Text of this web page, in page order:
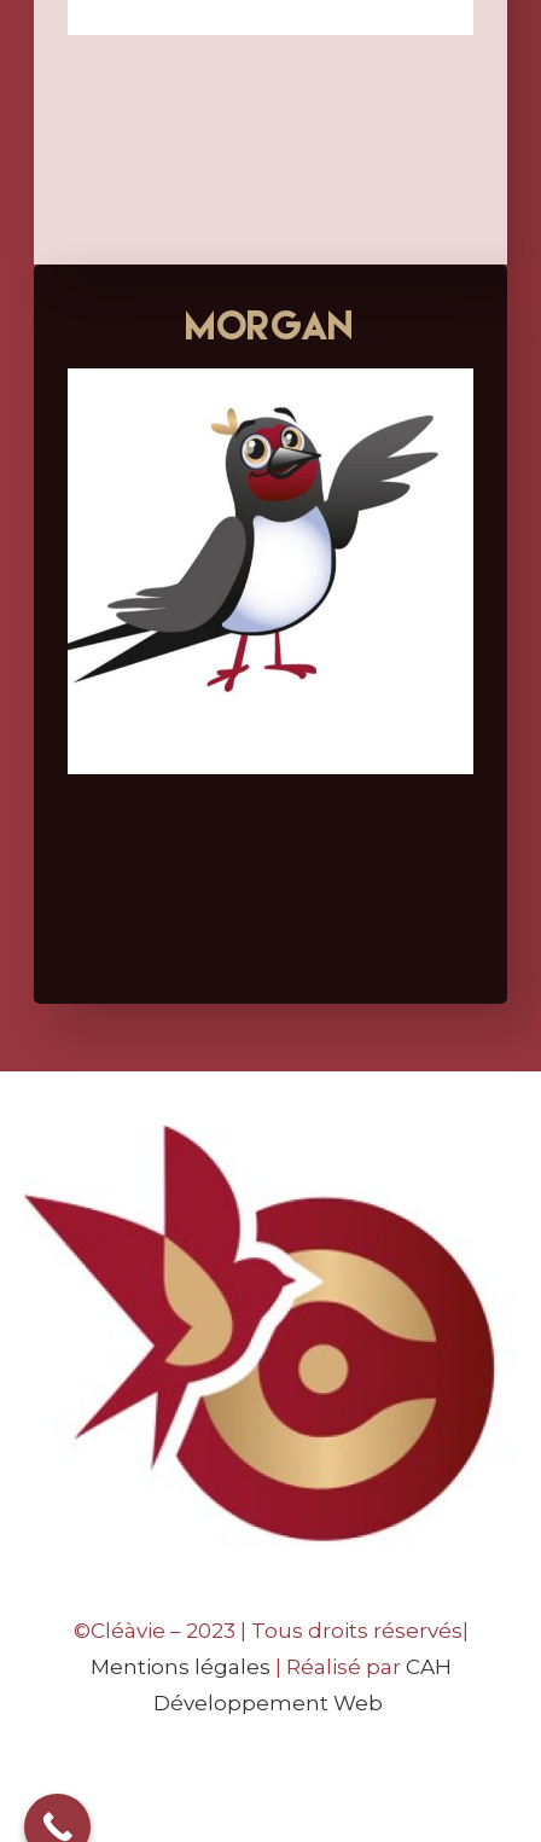
Morgan
©Cléàvie – 2023 | Tous droits réservés|
Mentions légales | Réalisé par CAH
Développement Web